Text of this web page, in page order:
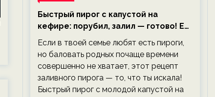
Быстрый пирог с капустой на
кефире: порубил, залил — готово! Ем,
не тревожась о фигуре!
Если в твоей семье любят есть пироги,
но баловать родных почаще времени
совершенно не хватает, этот рецепт
заливного пирога — то, что ты искала!
Быстрый пирог с молодой капустой на